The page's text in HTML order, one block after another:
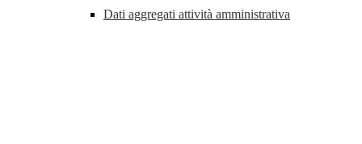
Dati aggregati attività amministrativa